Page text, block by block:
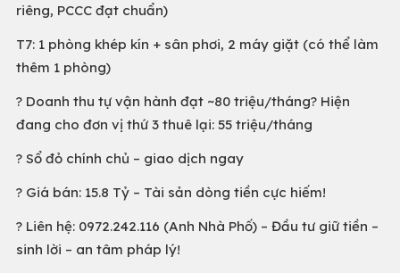
riêng, PCCC đạt chuẩn)
T7: 1 phòng khép kín + sân phơi, 2 máy giặt (có thể làm
thêm 1 phòng)
? Doanh thu tự vận hành đạt ~80 triệu/tháng? Hiện
đang cho đơn vị thứ 3 thuê lại: 55 triệu/tháng
? Sổ đỏ chính chủ – giao dịch ngay
? Giá bán: 15.8 Tỷ – Tài sản dòng tiền cực hiếm!
? Liên hệ: 0972.242.116 (Anh Nhà Phố) – Đầu tư giữ tiền –
sinh lời – an tâm pháp lý!